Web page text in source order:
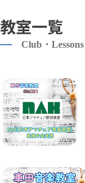
教室一覧
Club・Lessons